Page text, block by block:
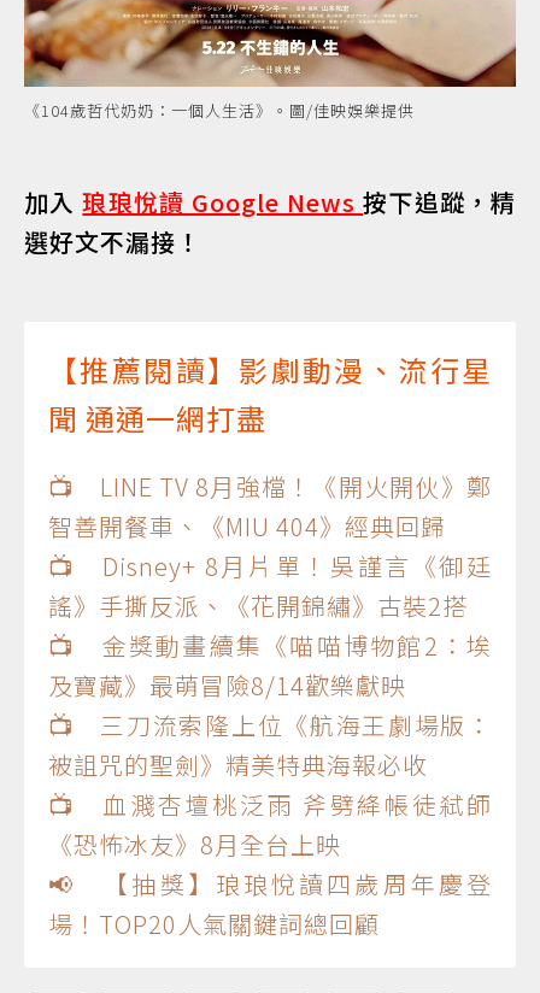
《104歲哲代奶奶：一個人生活》。圖/佳映娛樂提供
加入琅琅悅讀 Google News按下追蹤，精
選好文不漏接！
【推薦閱讀】影劇動漫、流行星
聞 通通一網打盡
📺 LINE TV 8月強檔！《開火開伙》鄭
智善開餐車、《MIU 404》經典回歸
📺 Disney+ 8月片單！吳謹言《御廷
謠》手撕反派、《花開錦繡》古裝2搭
📺 金獎動畫續集《喵喵博物館2：埃
及寶藏》最萌冒險8/14歡樂獻映
📺 三刀流索隆上位《航海王劇場版：
被詛咒的聖劍》精美特典海報必收
📺 血濺杏壇桃泛雨 斧劈絳帳徒弒師
《恐怖冰友》8月全台上映
📢 【抽獎】琅琅悅讀四歲周年慶登
場！TOP20人氣關鍵詞總回顧